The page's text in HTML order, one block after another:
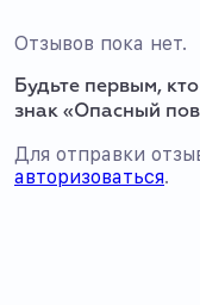
Отзывов пока нет.
Будьте первым,
знак «Опасный
Для отправки
авторизоваться.